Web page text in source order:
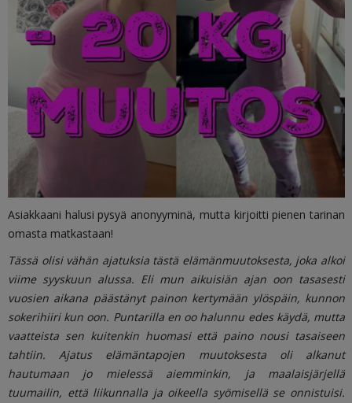
Asiakkaani halusi pysyä anonyyminä, mutta kirjoitti pienen tarinan
omasta matkastaan!
Tässä olisi vähän ajatuksia tästä elämänmuutoksesta, joka alkoi
viime syyskuun alussa. Eli mun aikuisiän ajan oon tasasesti
vuosien aikana päästänyt painon kertymään ylöspäin, kunnon
sokerihiiri kun oon. Puntarilla en oo halunnu edes käydä, mutta
vaatteista sen kuitenkin huomasi että paino nousi tasaiseen
tahtiin. Ajatus elämäntapojen muutoksesta oli alkanut
hautumaan jo mielessä aiemminkin, ja maalaisjärjellä
tuumailin, että liikunnalla ja oikeella syömisellä se onnistuisi.